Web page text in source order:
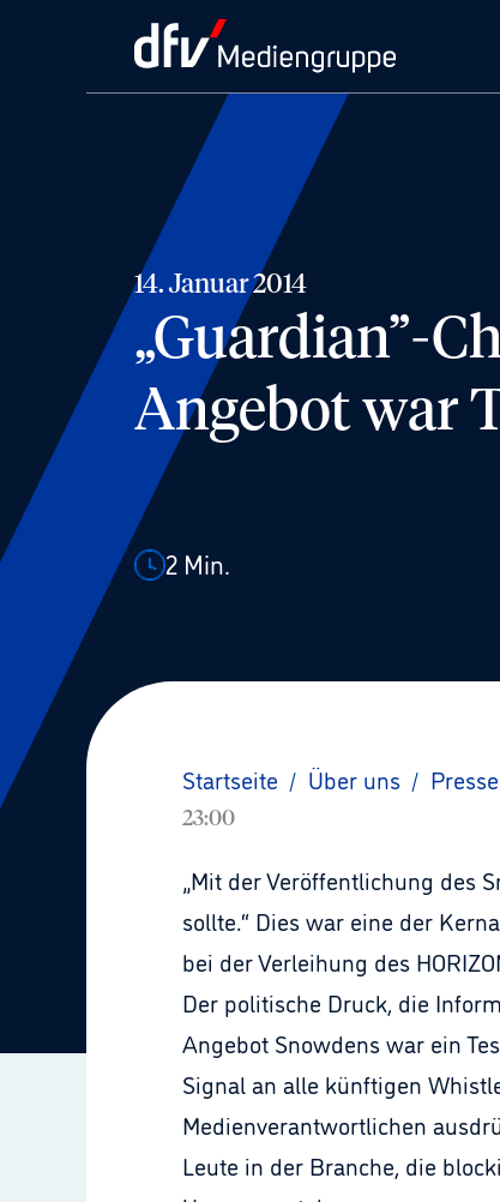
14. Januar 2014
„Guardian”-
Angebot war
2 Min.
Startseite / Über uns /
23:00
„Mit der Veröffentlichung des
sollte.“ Dies war eine der
bei der Verleihung des
Der politische Druck, die
Angebot Snowdens war ein
Signal an alle künftigen
Medienverantwortlichen
Leute in der Branche, die